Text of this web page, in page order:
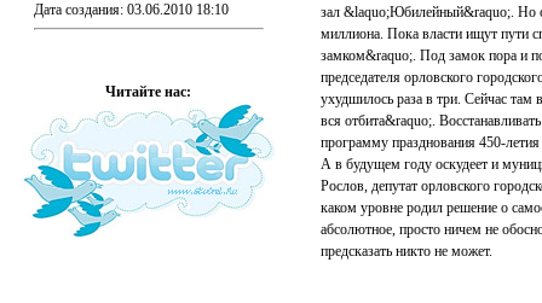
Дата создания: 03.06.2010 18:10
Читайте нас:
зал &laquo;Юбилейный&raquo;. Но
миллиона. Пока власти ищут пути
замком&raquo;. Под замок пора и
председателя орловского
ухудшилось раза в три. Сейчас
вся отбита&raquo;.
программу празднования 450-
А в будущем году оскудеет и
Рослов, депутат орловского
каком уровне родил решение о
абсолютное, просто ничем не
предсказать никто не может.